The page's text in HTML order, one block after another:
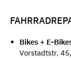
Bikes + E-
Vorstadtstr.